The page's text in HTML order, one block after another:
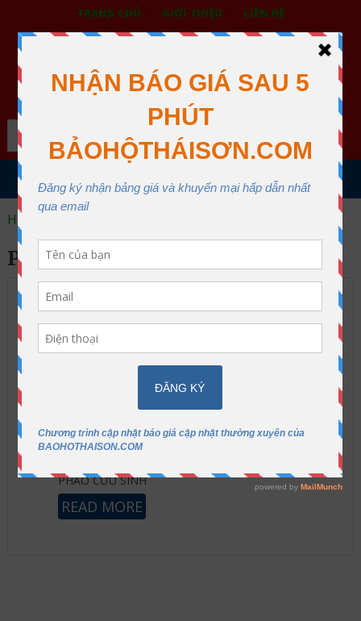
TRANG CHỦ GIỚI THIỆU LIÊN HỆ
BẢO HỘ LAO ĐỘNG THÁI SƠN
XƯỞNG MAY THÁI SƠN QUẬN 12
Search
MENU
Home
PHAO CỨU HỘ ĐI BIỂN
PHAO CỨU SINH
READ MORE